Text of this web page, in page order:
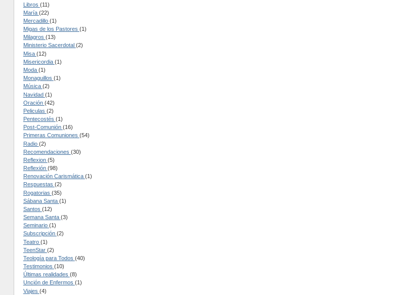
Libros (11)
María (22)
Mercadillo (1)
Migas de los Pastores (1)
Milagros (13)
Ministerio Sacerdotal (2)
Misa (12)
Misericordia (1)
Moda (1)
Monaguillos (1)
Música (2)
Navidad (1)
Oración (42)
Peliculas (2)
Pentecostés (1)
Post-Comunión (16)
Primeras Comuniones (54)
Radio (2)
Recomendaciones (30)
Reflexion (5)
Reflexión (98)
Renovación Carismática (1)
Respuestas (2)
Rogatorias (35)
Sábana Santa (1)
Santos (12)
Semana Santa (3)
Seminario (1)
Subscripción (2)
Teatro (1)
TeenStar (2)
Teología para Todos (40)
Testimonios (10)
Últimas realidades (8)
Unción de Enfermos (1)
Viajes (4)